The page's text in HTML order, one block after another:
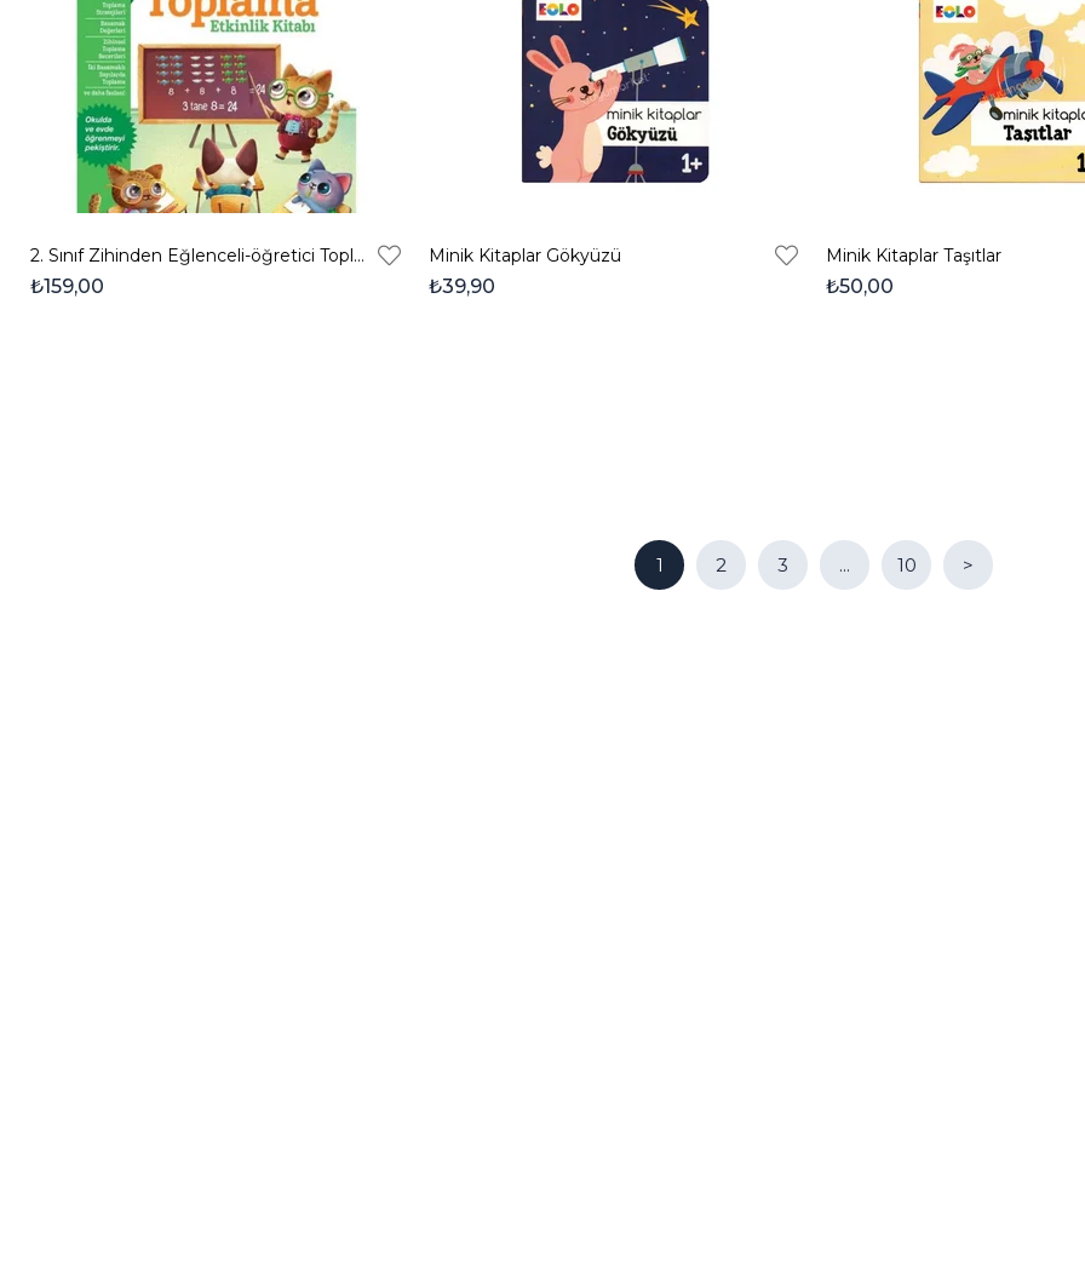
2. Sınıf Zihinden Eğlenceli-öğretici Toplama Etkinlikleri
₺159,00
Minik Kitaplar Gökyüzü
₺39,90
Minik Kitaplar Taşıtlar
₺50,00
1 2 3 ... 10 >